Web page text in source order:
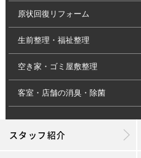
原状回復リフォーム
生前整理・福祉整理
空き家・ゴミ屋敷整理
客室・店舗の消臭・除菌
スタッフ紹介